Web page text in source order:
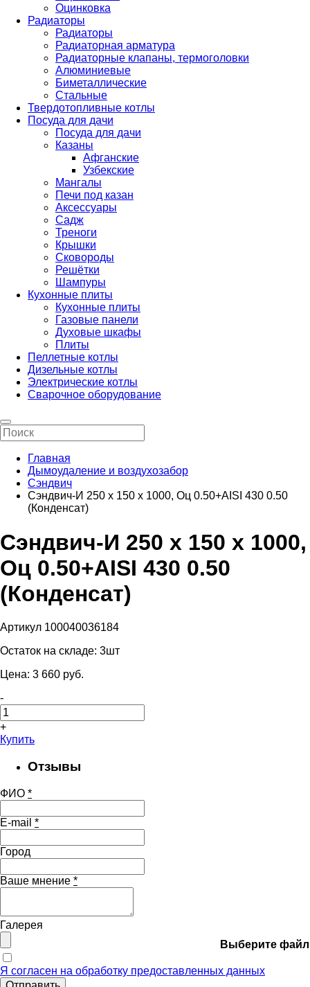
Оцинковка
Радиаторы
Радиаторы
Радиаторная арматура
Радиаторные клапаны, термоголовки
Алюминиевые
Биметаллические
Стальные
Твердотопливные котлы
Посуда для дачи
Посуда для дачи
Казаны
Афганские
Узбекские
Мангалы
Печи под казан
Аксессуары
Садж
Треноги
Крышки
Сковороды
Решётки
Шампуры
Кухонные плиты
Кухонные плиты
Газовые панели
Духовые шкафы
Плиты
Пеллетные котлы
Дизельные котлы
Электрические котлы
Сварочное оборудование
Главная
Дымоудаление и воздухозабор
Сэндвич
Сэндвич-И 250 х 150 х 1000, Оц 0.50+AISI 430 0.50
(Конденсат)
Сэндвич-И 250 х 150 х 1000,
Оц 0.50+AISI 430 0.50
(Конденсат)
Артикул 100040036184
Остаток на складе: 3шт
Цена: 3 660 pуб.
-
+
Купить
Отзывы
ФИО *
E-mail *
Город
Ваше мнение *
Галерея
Выберите файл
Я согласен на обработку предоставленных данных